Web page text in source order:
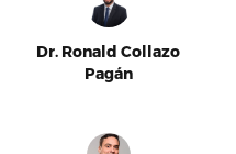
Dr. Ronald Collazo
Pagán